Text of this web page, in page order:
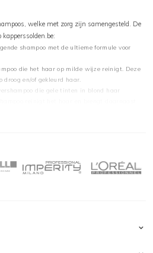
welke met zorg zijn samengesteld. De
shampoo met de ultieme formule voor
die het haar op milde wijze reinigt. Deze
droog en/of gekleurd haar.
die gele tinten in blond haar
shampoos zijn uiteraard de bijbehorende
worden verstuurd vanuit ons logistiek magazijn